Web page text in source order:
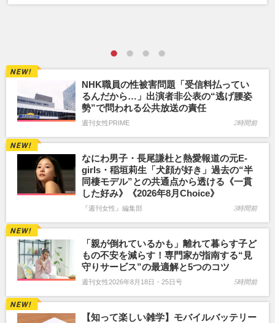
NHK職員の性被害問題「受信料払ってい
るんだから…」出演者非公表の“逃げ腰姿
勢”で問われる公共放送の責任
週刊女性PRIME 2時間前
なにわ男子・長尾謙杜と熱愛報道の元E-
girls・稲垣莉生「犬顔が好き」過去の“半
同棲モデル”との共通点から透ける《一貫
した好み》《2026年8月Choice》
『週刊女性』編集部 3時間前
「親が倒れているかも」離れて暮らす子ど
もの不安を減らす！専門家が指南する“見
守りサービス”の最適解と5つのコツ
週刊女性2026年8月18日・25日号 5時間前
【知って楽しい雑学】モバイルバッテリー